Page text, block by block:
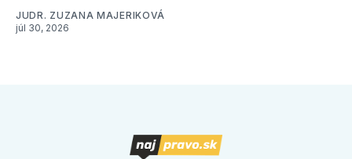
JUDR. ZUZANA MAJERIKOVÁ
júl 30, 2026